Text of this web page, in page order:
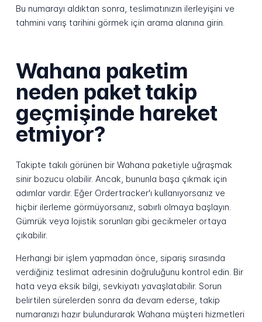
Bu numarayı aldıktan sonra, teslimatınızın ilerleyişini ve
tahmini varış tarihini görmek için arama alanına girin.
Wahana paketim
neden paket takip
geçmişinde hareket
etmiyor?
Takipte takılı görünen bir Wahana paketiyle uğraşmak
sinir bozucu olabilir. Ancak, bununla başa çıkmak için
adımlar vardır. Eğer Ordertracker'ı kullanıyorsanız ve
hiçbir ilerleme görmüyorsanız, sabırlı olmaya başlayın.
Gümrük veya lojistik sorunları gibi gecikmeler ortaya
çıkabilir.
Herhangi bir işlem yapmadan önce, sipariş sırasında
verdiğiniz teslimat adresinin doğruluğunu kontrol edin. Bir
hata veya eksik bilgi, sevkiyatı yavaşlatabilir. Sorun
belirtilen sürelerden sonra da devam ederse, takip
numaranızı hazır bulundurarak Wahana müşteri hizmetleri